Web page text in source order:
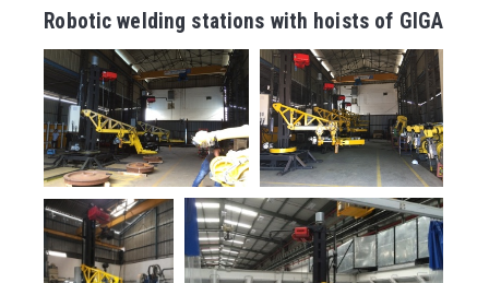
Robotic welding stations with hoists of GIGA